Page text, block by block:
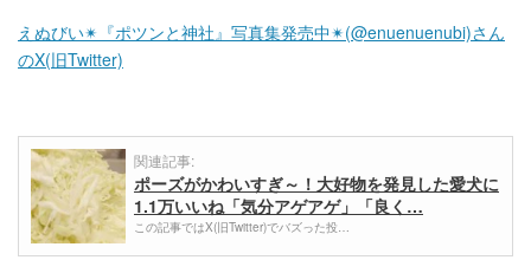
えぬびい✴︎『ポツンと神社』写真集発売中✴︎(@enuenuenubi)さん
のX(旧Twitter)
関連記事:
ポーズがかわいすぎ～！大好物を発見した愛犬に
1.1万いいね「気分アゲアゲ」「良く…
この記事ではX(旧Twitter)でバズった投…